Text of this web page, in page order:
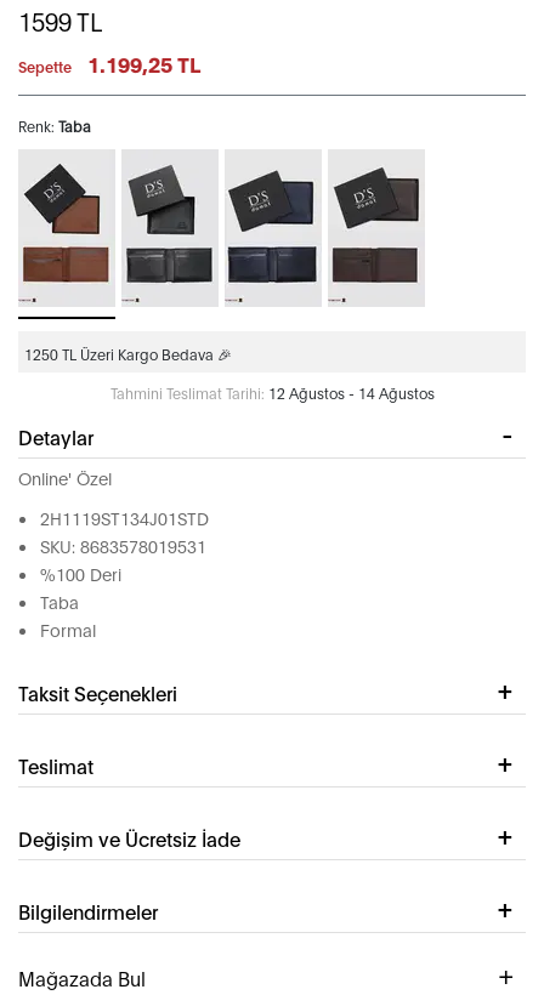
1599TL
Sepette 1.199,25 TL
Renk: Taba
1250 TL Üzeri Kargo Bedava 🎉
Tahmini Teslimat Tarihi: 12 Ağustos - 14 Ağustos
Detaylar
Online' Özel
2H1119ST134J01STD
SKU: 8683578019531
%100 Deri
Taba
Formal
Taksit Seçenekleri
Teslimat
Değişim ve Ücretsiz İade
Bilgilendirmeler
Mağazada Bul